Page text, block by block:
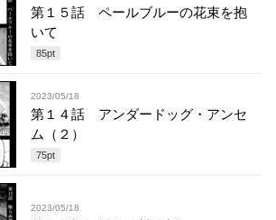
第１５話 ペールブルーの花束を抱
いて
85pt
2023/05/18
第１４話 アンダードッグ・アンセ
ム（２）
75pt
2023/05/18